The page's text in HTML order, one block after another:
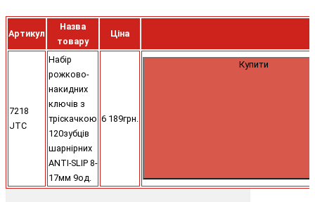
Артикул
Назва
товару
Ціна
7218
JTC
Набір
рожково-
накидних
ключів з
тріскачкою
120зубців
шарнірних
ANTI-SLIP 8-
17мм 9од.
6 189грн.
Купити